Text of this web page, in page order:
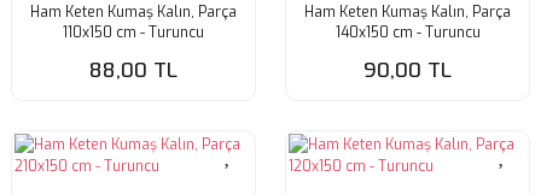
Ham Keten Kumaş Kalın, Parça
110x150 cm - Turuncu
88,00 TL
Ham Keten Kumaş Kalın, Parça
140x150 cm - Turuncu
90,00 TL